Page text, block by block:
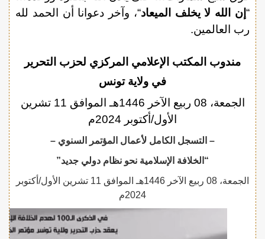
“إن الله لا يخلف الميعاد“، وآخر دعوانا أن الحمد لله
رب العالمين.
مندوب المكتب الإعلامي المركزي لحزب التحرير
في ولاية تونس
الجمعة، 08 ربيع الآخر 1446هـ الموافق 11 تشرين
الأول/أكتوبر 2024م
– التسجل الكامل لأعمال المؤتمر السنوي –
“الخلافة الإسلامية نحو نظام دولي جديد”
الجمعة، 08 ربيع الآخر 1446هـ الموافق 11 تشرين الأول/أكتوبر
2024م